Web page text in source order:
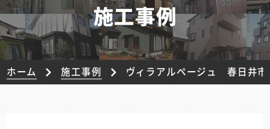
施工事例
ホーム 施工事例 ヴィラアルページュ 春日井市